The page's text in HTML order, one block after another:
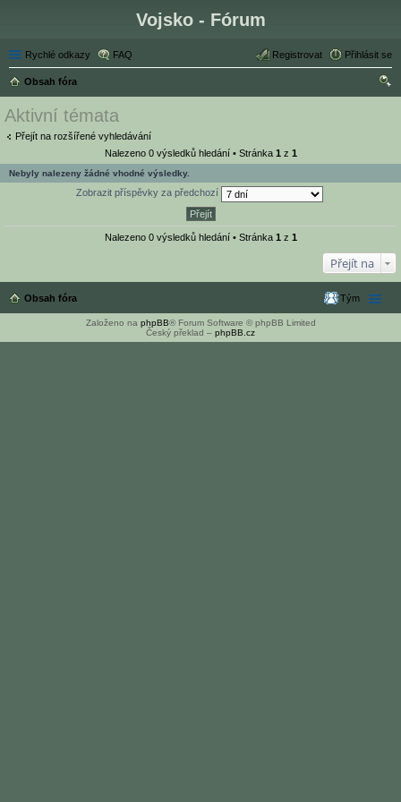
Vojsko - Fórum
Rychlé odkazy FAQ Přihlásit se
Registrovat
Obsah fóra
Aktivní témata
Přejít na rozšířené vyhledávání
Nalezeno 0 výsledků hledání • Stránka 1 z 1
Nebyly nalezeny žádné vhodné výsledky.
Zobrazit příspěvky za předchozí
Nalezeno 0 výsledků hledání • Stránka 1 z 1
Přejít na
Obsah fóra Tým
Založeno na phpBB® Forum Software © phpBB Limited
Český překlad – phpBB.cz